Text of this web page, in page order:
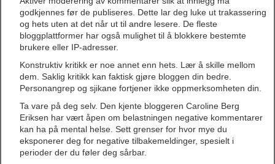
godkjennes før de publiseres. Dette lar deg luke ut trakassering
og hets uten at det når ut til andre lesere. De fleste
bloggplattformer har også mulighet til å blokkere bestemte
brukere eller IP-adresser.
Konstruktiv kritikk er noe annet enn hets. Lær å skille mellom
dem. Saklig kritikk kan faktisk gjøre bloggen din bedre.
Personangrep og sjikane fortjener ikke oppmerksomheten din.
Ta vare på deg selv. Den kjente bloggeren Caroline Berg
Eriksen har vært åpen om belastningen negative kommentarer
kan ha på mental helse. Sett grenser for hvor mye du
eksponerer deg for negative tilbakemeldinger, spesielt i
perioder der du føler deg sårbar.